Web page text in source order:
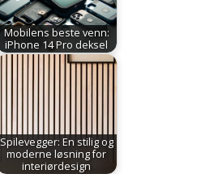
Mobilens beste venn:
iPhone 14 Pro deksel
Spilevegger: En stilig og
moderne løsning for
interiørdesign